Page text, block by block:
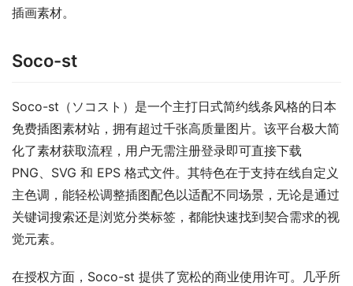
插画素材。
Soco-st
Soco-st（ソコスト）是一个主打日式简约线条风格的日本
免费插图素材站，拥有超过千张高质量图片。该平台极大简
化了素材获取流程，用户无需注册登录即可直接下载
PNG、SVG 和 EPS 格式文件。其特色在于支持在线自定义
主色调，能轻松调整插图配色以适配不同场景，无论是通过
关键词搜索还是浏览分类标签，都能快速找到契合需求的视
觉元素。
在授权方面，Soco-st 提供了宽松的商业使用许可。几乎所